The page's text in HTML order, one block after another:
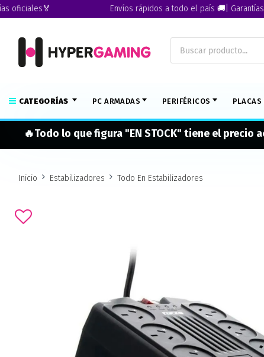
Envíos rápidos a todo el país 🚚| Garantías
CATEGORÍAS PC ARMADAS PERIFÉRICOS PLACAS
🔥Todo lo que figura "EN STOCK" tiene el
Inicio Estabilizadores Todo En Estabilizadores